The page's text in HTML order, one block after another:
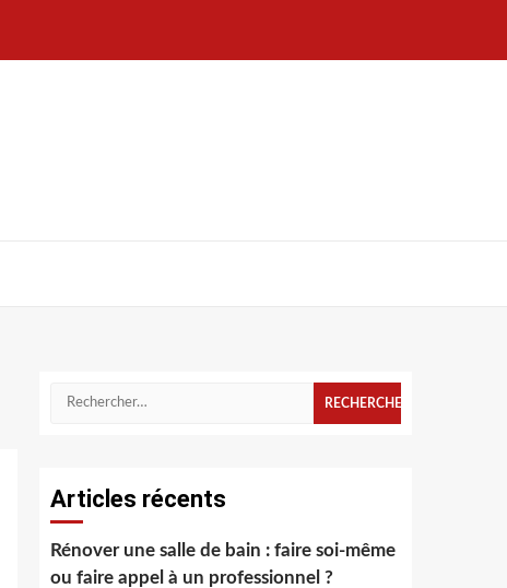
Rechercher :
Articles récents
Rénover une salle de bain : faire soi-même
ou faire appel à un professionnel ?